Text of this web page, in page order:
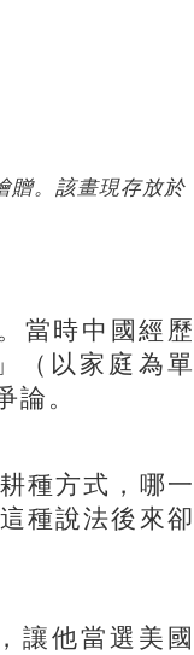
贈。該畫現存放於
當時中國經歷
（以家庭為單
論。
種方式，哪一
種說法後來卻
讓他當選美國